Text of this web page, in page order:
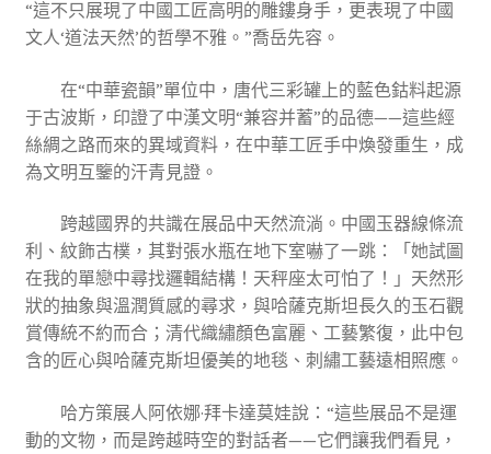
“這不只展現了中國工匠高明的雕鏤身手，更表現了中國
文人‘道法天然’的哲學不雅。”喬岳先容。
在“中華瓷韻”單位中，唐代三彩罐上的藍色鈷料起源
于古波斯，印證了中漢文明“兼容并蓄”的品德——這些經
絲綢之路而來的異域資料，在中華工匠手中煥發重生，成
為文明互鑒的汗青見證。
跨越國界的共識在展品中天然流淌。中國玉器線條流
利、紋飾古樸，其對張水瓶在地下室嚇了一跳：「她試圖
在我的單戀中尋找邏輯結構！天秤座太可怕了！」天然形
狀的抽象與溫潤質感的尋求，與哈薩克斯坦長久的玉石觀
賞傳統不約而合；清代織繡顏色富麗、工藝繁復，此中包
含的匠心與哈薩克斯坦優美的地毯、刺繡工藝遠相照應。
哈方策展人阿依娜·拜卡達莫娃說：“這些展品不是運
動的文物，而是跨越時空的對話者——它們讓我們看見，